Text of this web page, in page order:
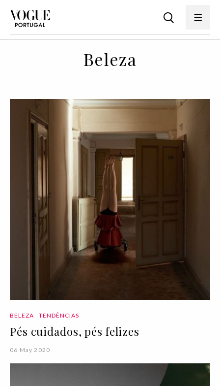
Beleza
BELEZA TENDÊNCIAS
Pés cuidados, pés felizes
06 May 2020